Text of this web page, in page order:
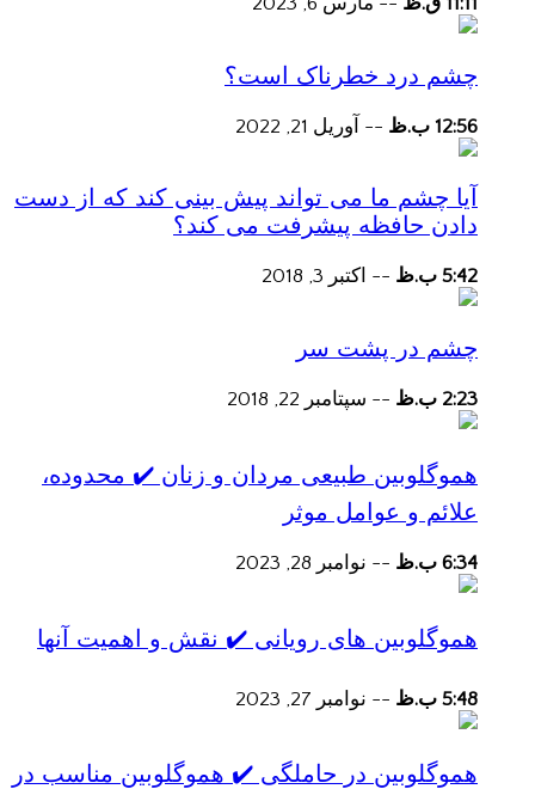
چشم درد خطرناک است؟
12:56 ب.ظ -- آوریل 21, 2022
آیا چشم ما می تواند پیش بینی کند که از دست
دادن حافظه پیشرفت می کند؟
5:42 ب.ظ -- اکتبر 3, 2018
چشم در پشت سر
2:23 ب.ظ -- سپتامبر 22, 2018
هموگلوبین طبیعی مردان و زنان ✔️ محدوده،
علائم و عوامل موثر
6:34 ب.ظ -- نوامبر 28, 2023
هموگلوبین های رویانی ✔️ نقش و اهمیت آنها
5:48 ب.ظ -- نوامبر 27, 2023
هموگلوبین در حاملگی ✔️ هموگلوبین مناسب در